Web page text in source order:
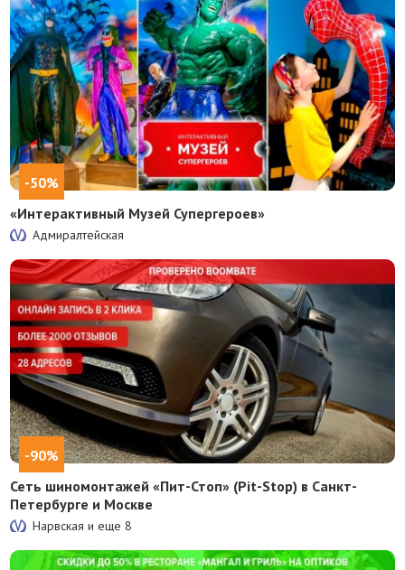
-50%
«Интерактивный Музей Супергероев»
Адмиралтейская
-90%
Сеть шиномонтажей «Пит-Стоп» (Pit-Stop) в Санкт-
Петербурге и Москве
Нарвская и еще8